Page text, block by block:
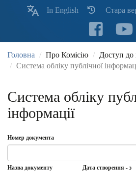
In English Стара
Головна Про Комісію
Доступ до
Система обліку публічної
Система обліку
інформації
Номер документа
Назва документу Дата створення - з